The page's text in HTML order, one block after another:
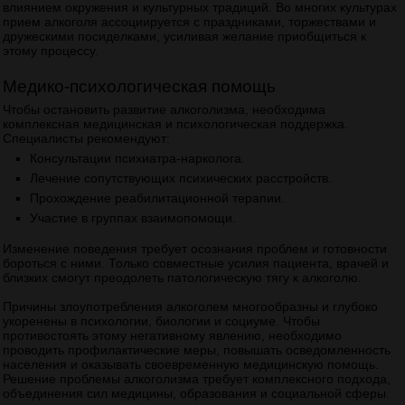
влиянием окружения и культурных традиций. Во многих культурах
прием алкоголя ассоциируется с праздниками, торжествами и
дружескими посиделками, усиливая желание приобщиться к
этому процессу.
Медико-психологическая помощь
Чтобы остановить развитие алкоголизма, необходима
комплексная медицинская и психологическая поддержка.
Специалисты рекомендуют:
Консультации психиатра-нарколога.
Лечение сопутствующих психических расстройств.
Прохождение реабилитационной терапии.
Участие в группах взаимопомощи.
Изменение поведения требует осознания проблем и готовности
бороться с ними. Только совместные усилия пациента, врачей и
близких смогут преодолеть патологическую тягу к алкоголю.
Причины злоупотребления алкоголем многообразны и глубоко
укоренены в психологии, биологии и социуме. Чтобы
противостоять этому негативному явлению, необходимо
проводить профилактические меры, повышать осведомленность
населения и оказывать своевременную медицинскую помощь.
Решение проблемы алкоголизма требует комплексного подхода,
объединения сил медицины, образования и социальной сферы.